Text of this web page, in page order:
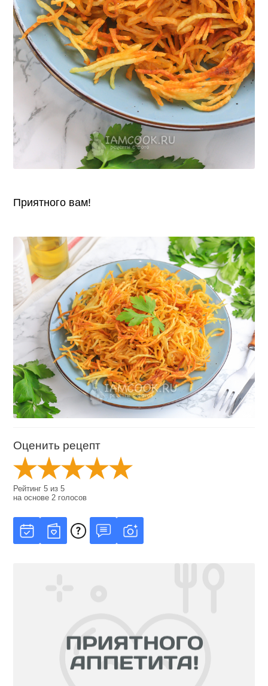
Приятного вам!
Оценить рецепт
Рейтинг5 из5
на основе 2 голосов